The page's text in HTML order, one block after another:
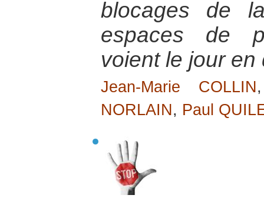
blocages de
espaces de
voient le jour en
Jean-Marie COLLIN
NORLAIN, Paul